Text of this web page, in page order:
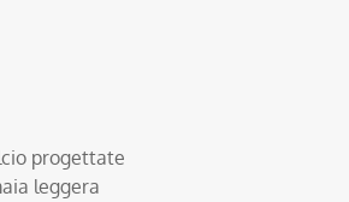
progettate
leggera